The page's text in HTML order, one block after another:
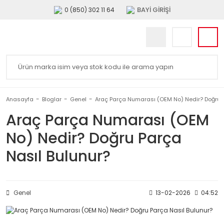
0 (850) 302 11 64 BAYİ GİRİŞİ
Anasayfa Bloglar Genel Araç Parça Numarası (OEM No) Nedir? Doğru
Araç Parça Numarası (OEM
No) Nedir? Doğru Parça
Nasıl Bulunur?
Genel 13-02-2026 04:52